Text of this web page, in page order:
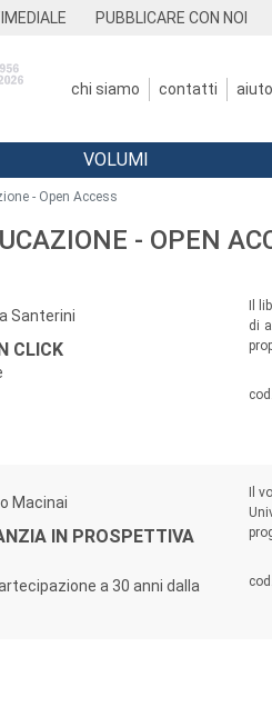
PUBBLICARE CON NOI
chi siamo contatti aiuto
VOLUMI
- Open Access
- OPEN
Santerini
CLICK
Il
di
Macinai
IN PROSPETTIVA
a 30 anni dalla
Il